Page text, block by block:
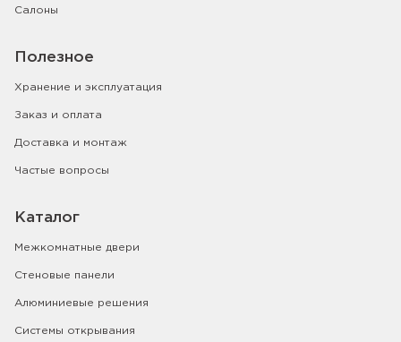
Салоны
Полезное
Хранение и эксплуатация
Заказ и оплата
Доставка и монтаж
Частые вопросы
Каталог
Межкомнатные двери
Стеновые панели
Алюминиевые решения
Системы открывания